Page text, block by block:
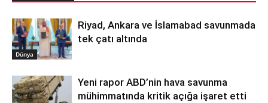
Dünya
Riyad, Ankara ve İslamabad savunmada
tek çatı altında
Yeni rapor ABD’nin hava savunma
mühimmatında kritik açığa işaret etti